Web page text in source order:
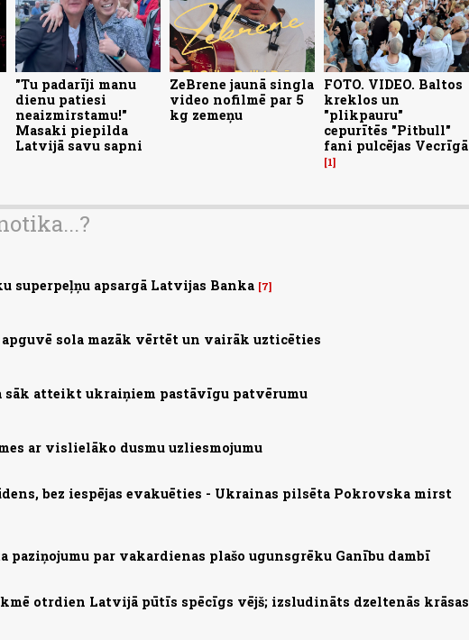
"Tu padarīji manu
dienu patiesi
neaizmirstamu!"
Masaki piepilda
Latvijā savu sapni
ZeBrene jaunā singla
video nofilmē par 5
kg zemeņu
FOTO. VIDEO. Baltos
kreklos un
"plikpauru"
cepurītēs "Pitbull"
fani pulcējas Vecrīgā
1
superpeļņu apsargā Latvijas Banka 7
sola mazāk vērtēt un vairāk uzticēties
atteikt ukraiņiem pastāvīgu patvērumu
ar vislielāko dusmu uzliesmojumu
bez iespējas evakuēties - Ukrainas pilsēta Pokrovska mirst
paziņojumu par vakardienas plašo ugunsgrēku Ganību dambī
otrdien Latvijā pūtīs spēcīgs vējš; izsludināts dzeltenās krāsas